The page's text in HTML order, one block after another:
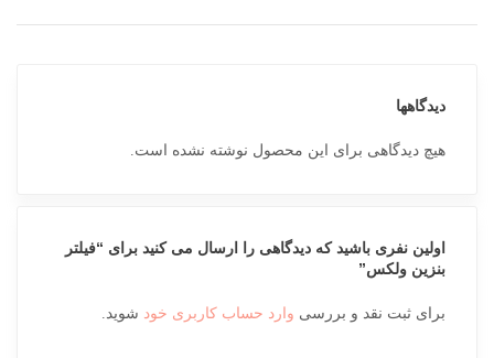
دیدگاهها
هیچ دیدگاهی برای این محصول نوشته نشده است.
اولین نفری باشید که دیدگاهی را ارسال می کنید برای “فیلتر
بنزین ولکس”
برای ثبت نقد و بررسی وارد حساب کاربری خود شوید.